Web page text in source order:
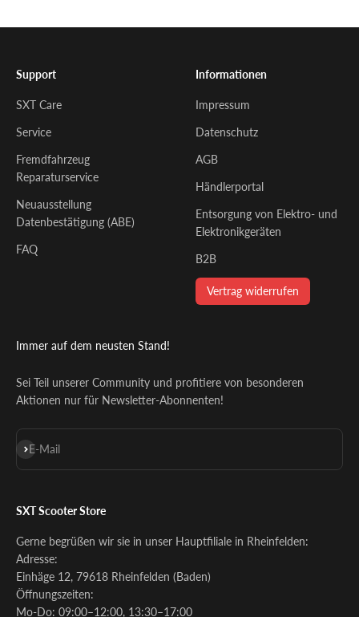
Support
SXT Care
Service
Fremdfahrzeug
Reparaturservice
Neuausstellung
Datenbestätigung (ABE)
FAQ
Informationen
Impressum
Datenschutz
AGB
Händlerportal
Entsorgung von Elektro- und
Elektronikgeräten
B2B
Vertrag widerrufen
Immer auf dem neusten Stand!
Sei Teil unserer Community und profitiere von besonderen
Aktionen nur für Newsletter-Abonnenten!
E-Mail
Abonnieren
SXT Scooter Store
Gerne begrüßen wir sie in unser Hauptfiliale in Rheinfelden:
Adresse:
Einhäge 12, 79618 Rheinfelden (Baden)
Öffnungszeiten:
Mo-Do: 09:00–12:00, 13:30–17:00